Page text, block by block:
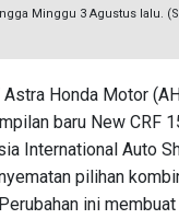
Minggu 3 Agustus lalu.
Astra Honda Motor
baru New CRF
International Auto
pilihan
ini membuat